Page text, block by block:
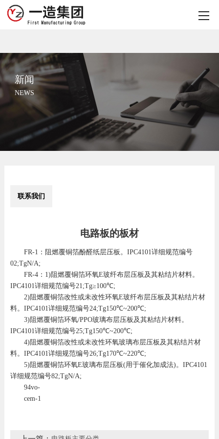
新闻
NEWS
联系我们
电路板的板材
FR-1：阻燃覆铜箔酚醛纸层压板。IPC4101详细规范编号
02;TgN/A;
FR-4：1)阻燃覆铜箔环氧E玻纤布层压板及其粘结片材料。
IPC4101详细规范编号21;Tg≥100℃;
2)阻燃覆铜箔改性或未改性环氧E玻纤布层压板及其粘结片材
料。IPC4101详细规范编号24;Tg150℃~200℃;
3)阻燃覆铜箔环氧/PPO玻璃布层压板及其粘结片材料。
IPC4101详细规范编号25;Tg150℃~200℃;
4)阻燃覆铜箔改性或未改性环氧玻璃布层压板及其粘结片材
料。IPC4101详细规范编号26;Tg170℃~220℃;
5)阻燃覆铜箔环氧E玻璃布层压板(用于催化加成法)。IPC4101
详细规范编号82;TgN/A;
94vo-
cem-1